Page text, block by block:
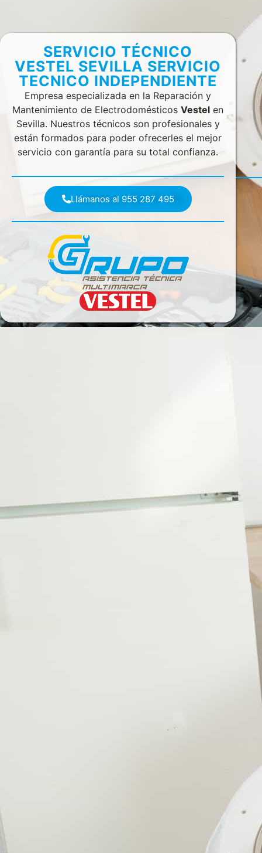
SERVICIO TÉCNICO
VESTEL SEVILLA SERVICIO
TECNICO INDEPENDIENTE
Empresa especializada en la Reparación y
Mantenimiento de ElectrodomésticosVestel en
Sevilla. Nuestros técnicos son profesionales y
están formados para poder ofrecerles el mejor
servicio con garantía para su total confianza.
Llámanos al 955 287 495